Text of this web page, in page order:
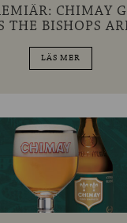
CHIMAY
THE BISHOPS
LÄS MER